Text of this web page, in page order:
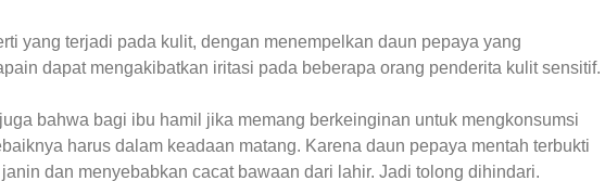
yang terjadi pada kulit, dengan menempelkan daun pepaya yang
dapat mengakibatkan iritasi pada beberapa orang penderita kulit sensitif.
bahwa bagi ibu hamil jika memang berkeinginan untuk mengkonsumsi
harus dalam keadaan matang. Karena daun pepaya mentah terbukti
dan menyebabkan cacat bawaan dari lahir. Jadi tolong dihindari.